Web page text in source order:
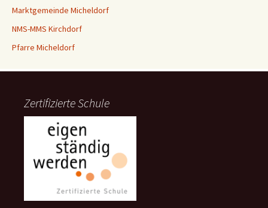
Marktgemeinde Micheldorf
NMS-MMS Kirchdorf
Pfarre Micheldorf
Zertifizierte Schule